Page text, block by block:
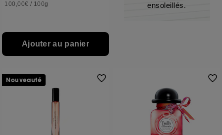
100,00€ / 100g
Ajouter au panier
ensoleillés.
Nouveauté